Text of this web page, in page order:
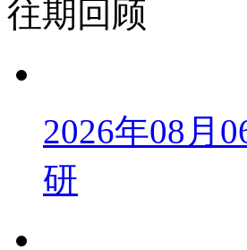
往期回顾
2026年08月
研